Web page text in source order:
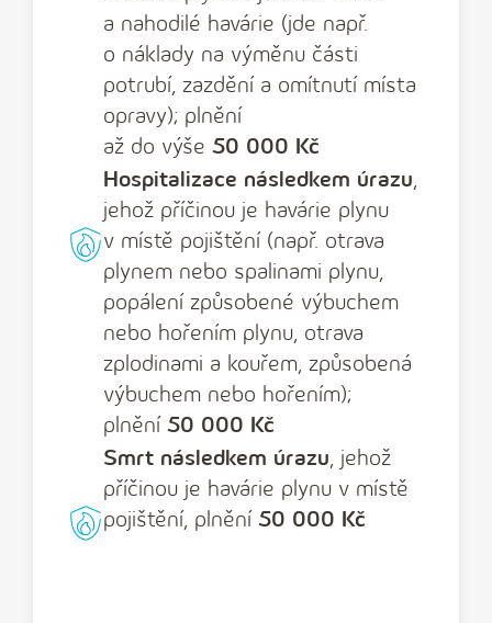
a nahodilé havárie (jde např.
o náklady na výměnu části
potrubí, zazdění a omítnutí místa
opravy); plnění
až do výše 50 000 Kč
Hospitalizace následkem úrazu,
jehož příčinou je havárie plynu
v místě pojištění (např. otrava
plynem nebo spalinami plynu,
popálení způsobené výbuchem
nebo hořením plynu, otrava
zplodinami a kouřem, způsobená
výbuchem nebo hořením);
plnění 50 000 Kč
Smrt následkem úrazu, jehož
příčinou je havárie plynu v místě
pojištění, plnění 50 000 Kč